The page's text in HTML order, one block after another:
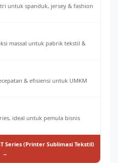
untuk spanduk, jersey & fashion
massal untuk pabrik tekstil &
& efisiensi untuk UMKM
ideal untuk pemula bisnis
Series (Printer Sublimasi Tekstil)
→